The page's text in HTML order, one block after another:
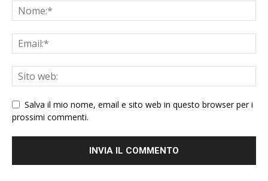
Salva il mio nome, email e sito web in questo browser per i
prossimi commenti.